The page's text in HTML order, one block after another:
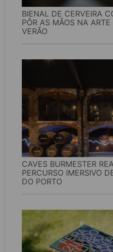
BIENAL DE CERVEIRA
PÔR AS MÃOS NA
VERÃO
CAVES BURMESTER
PERCURSO IMERSIVO
DO PORTO